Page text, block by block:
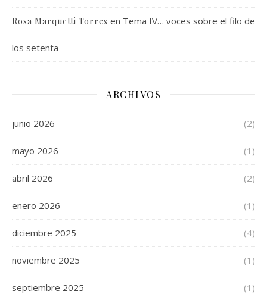
Rosa Marquetti Torres en Tema IV… voces sobre el filo de
los setenta
ARCHIVOS
junio 2026 (2)
mayo 2026 (1)
abril 2026 (2)
enero 2026 (1)
diciembre 2025 (4)
noviembre 2025 (1)
septiembre 2025 (1)